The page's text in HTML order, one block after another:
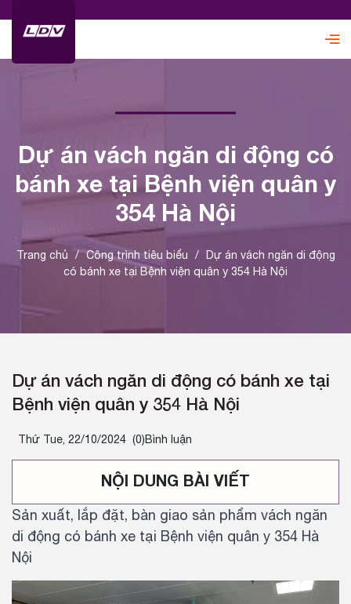
Dự án vách ngăn di động có
bánh xe tại Bệnh viện quân y
354 Hà Nội
Trang chủ / Công trình tiêu biểu / Dự án vách ngăn di động
có bánh xe tại Bệnh viện quân y 354 Hà Nội
Dự án vách ngăn di động có bánh xe tại
Bệnh viện quân y 354 Hà Nội
Thứ Tue, 22/10/2024 (0)Bình luận
NỘI DUNG BÀI VIẾT
Sản xuất, lắp đặt, bàn giao sản phẩm vách ngăn
di động có bánh xe tại Bệnh viện quân y 354 Hà
Nội